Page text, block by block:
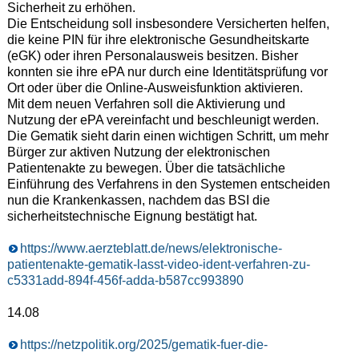
Sicherheit zu erhöhen.
Die Entscheidung soll insbesondere Versicherten helfen,
die keine PIN für ihre elektronische Gesundheitskarte
(eGK) oder ihren Personalausweis besitzen. Bisher
konnten sie ihre ePA nur durch eine Identitätsprüfung vor
Ort oder über die Online-Ausweisfunktion aktivieren.
Mit dem neuen Verfahren soll die Aktivierung und
Nutzung der ePA vereinfacht und beschleunigt werden.
Die Gematik sieht darin einen wichtigen Schritt, um mehr
Bürger zur aktiven Nutzung der elektronischen
Patientenakte zu bewegen. Über die tatsächliche
Einführung des Verfahrens in den Systemen entscheiden
nun die Krankenkassen, nachdem das BSI die
sicherheitstechnische Eignung bestätigt hat.
https://www.aerzteblatt.de/news/elektronische-
patientenakte-gematik-lasst-video-ident-verfahren-zu-
c5331add-894f-456f-adda-b587cc993890
14.08
https://netzpolitik.org/2025/gematik-fuer-die-